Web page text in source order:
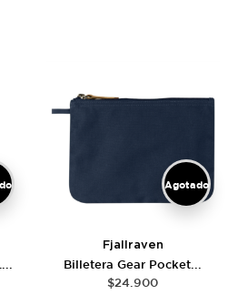
Agotado
Fjallraven
Billetera Gear Pocket...
$24.900